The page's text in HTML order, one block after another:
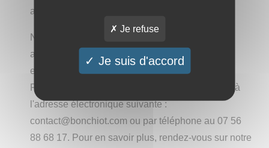
autres.
Nous vous sommes reconnaissants de nous
accorder votre confiance pour satisfaire vos
exigences.
Pour toute interrogation, veuillez nous contacter à
l'adresse électronique suivante :
contact@bonchiot.com ou par téléphone au 07 56
88 68 17. Pour en savoir plus, rendez-vous sur notre
Je refuse
Je suis d'accord